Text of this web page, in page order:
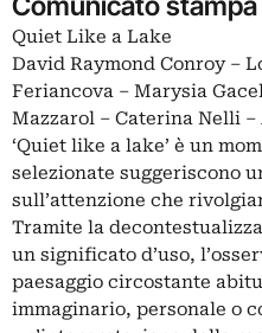
Quiet Like a Lake
David Raymond Conroy –
Feriancova – Marysia
Mazzarol – Caterina Nelli
‘Quiet like a lake’ è un
selezionate suggeriscono
sull’attenzione che
Tramite la
un significato d’uso,
paesaggio circostante
immaginario, personale o